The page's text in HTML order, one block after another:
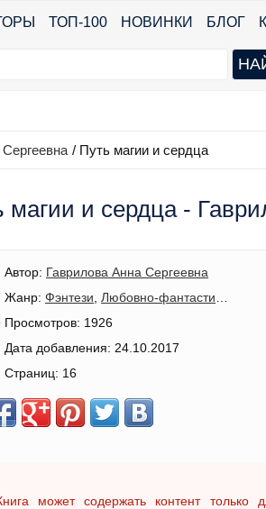
ТОП-100 НОВИНКИ БЛОГ
/ Путь магии и сердца
магии и сердца -
Автор: Гаврилова Анна Сергеевна
Жанр: Фэнтези
Любовно-фантастические романы
Просмотров: 1926
Дата добавления: 24.10.2017
Страниц: 16
может содержать контент только